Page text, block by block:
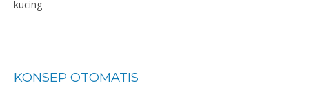
kucing
KONSEP OTOMATIS